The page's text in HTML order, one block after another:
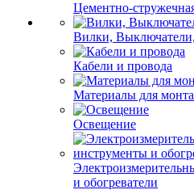
Цементно-
Вилки,
Кабели и провода
Материалы для
Освещение
и обогреватели